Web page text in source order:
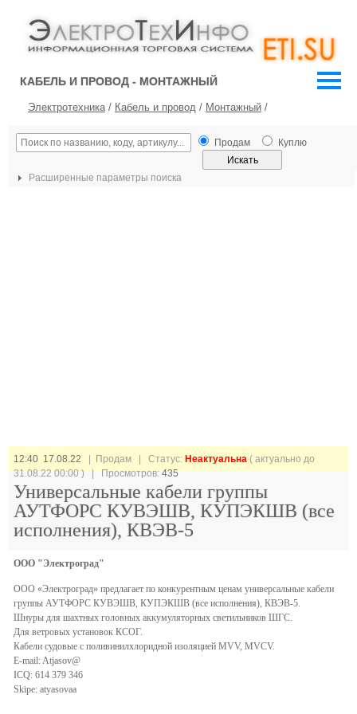
КАБЕЛЬ И ПРОВОД - МОНТАЖНЫЙ
Электротехника/ Кабель и провод / Монтажный /
Продам Куплю
Расширенные параметры поиска
12:40 17.08.22 | Продам | Статус: Неактуальна ( актуально до
31.08.22 00:00 ) | Просмотров:435
Универсальные кабели группы
АУТФОРС КУВЭШВ, КУПЭКШВ (все
исполнения), КВЭВ-5
ООО "Электроград"
ООО «Электроград» предлагает по конкурентным ценам универсальные кабели
группы АУТФОРС КУВЭШВ, КУПЭКШВ (все исполнения), КВЭВ-5.
Шнуры для шахтных головных аккумуляторных светильников ШГС.
Для ветровых установок КСОГ.
Кабели судовые с поливинилхлоридной изоляцией MVV, MVCV.
E-mail: Atjasov@
ICQ: 614 379 346
Skipe: atyasovaa